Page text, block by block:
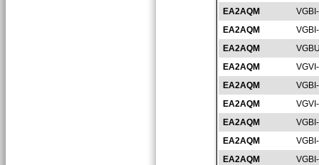
EA2AQM
EA2AQM
EA2AQM
EA2AQM
EA2AQM
EA2AQM
EA2AQM
EA2AQM
EA2AQM